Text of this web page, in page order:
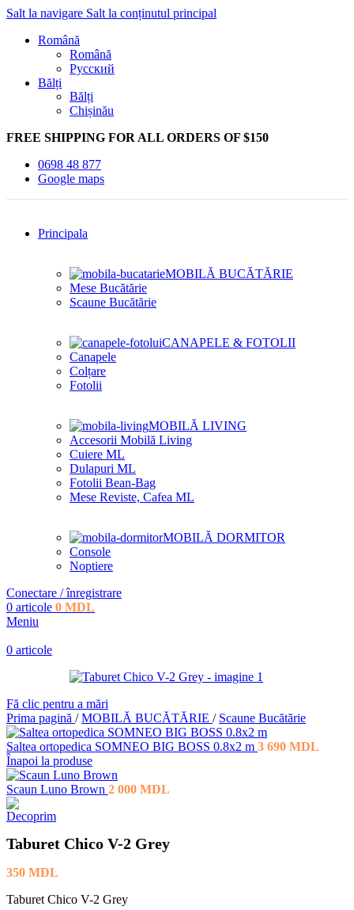
Salt la navigare Salt la conținutul principal
Română
Română
Русский
Bălți
Bălți
Chișinău
FREE SHIPPING FOR ALL ORDERS OF $150
0698 48 877
Google maps
Principala
MOBILĂ BUCĂTĂRIE
Mese Bucătărie
Scaune Bucătărie
CANAPELE & FOTOLII
Canapele
Colțare
Fotolii
MOBILĂ LIVING
Accesorii Mobilă Living
Cuiere ML
Dulapuri ML
Fotolii Bean-Bag
Mese Reviste, Cafea ML
MOBILĂ DORMITOR
Console
Noptiere
Conectare / înregistrare
0 articole 0 MDL
Meniu
0 articole
Fă clic pentru a mări
Prima pagină / MOBILĂ BUCĂTĂRIE / Scaune Bucătărie
Saltea ortopedica SOMNEO BIG BOSS 0.8x2 m 3 690 MDL
Înapoi la produse
Scaun Luno Brown 2 000 MDL
Taburet Chico V-2 Grey
350 MDL
Taburet Chico V-2 Grey